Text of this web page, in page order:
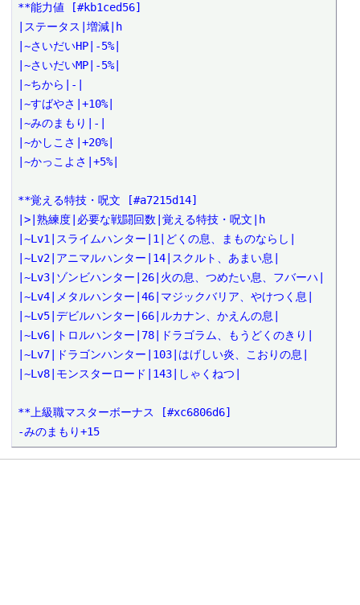
**能力値 [#kb1ced56]
|ステータス|増減|h
|~さいだいHP|-5%|
|~さいだいMP|-5%|
|~ちから|-|
|~すばやさ|+10%|
|~みのまもり|-|
|~かしこさ|+20%|
|~かっこよさ|+5%|
**覚える特技・呪文 [#a7215d14]
|>|熟練度|必要な戦闘回数|覚える特技・呪文|h
|~Lv1|スライムハンター|1|どくの息、まものならし|
|~Lv2|アニマルハンター|14|スクルト、あまい息|
|~Lv3|ゾンビハンター|26|火の息、つめたい息、フバーハ|
|~Lv4|メタルハンター|46|マジックバリア、やけつく息|
|~Lv5|デビルハンター|66|ルカナン、かえんの息|
|~Lv6|トロルハンター|78|ドラゴラム、もうどくのきり|
|~Lv7|ドラゴンハンター|103|はげしい炎、こおりの息|
|~Lv8|モンスターロード|143|しゃくねつ|
**上級職マスターボーナス [#xc6806d6]
-みのまもり+15